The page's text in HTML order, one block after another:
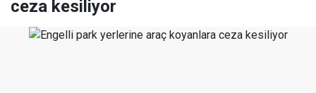
ceza kesiliyor